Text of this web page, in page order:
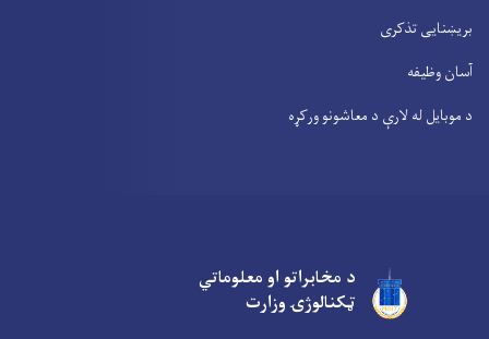
بریښنایی تذکری
آسان وظیفه
د موبایل له لارې د معاشونو ورکړه
د مخابراتو او معلوماتي
ټکنالوژۍ وزارت